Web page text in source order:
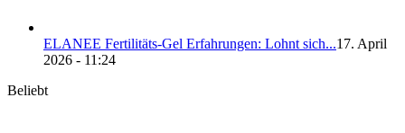
ELANEE Fer­ti­li­täts-Gel Erfah­run­gen: Lohnt sich...17. April
2026 - 11:24
Beliebt